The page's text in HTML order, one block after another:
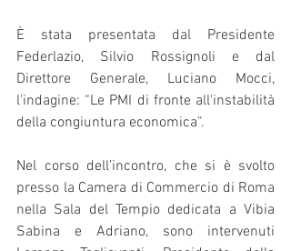
È stata presentata dal Presidente
Federlazio, Silvio Rossignoli e dal
Direttore Generale, Luciano Mocci,
l'indagine: “Le PMI di fronte all'instabilità
della congiuntura economica”.
Nel corso dell’incontro, che si è svolto
presso la Camera di Commercio di Roma
nella Sala del Tempio dedicata a Vibia
Sabina e Adriano, sono intervenuti